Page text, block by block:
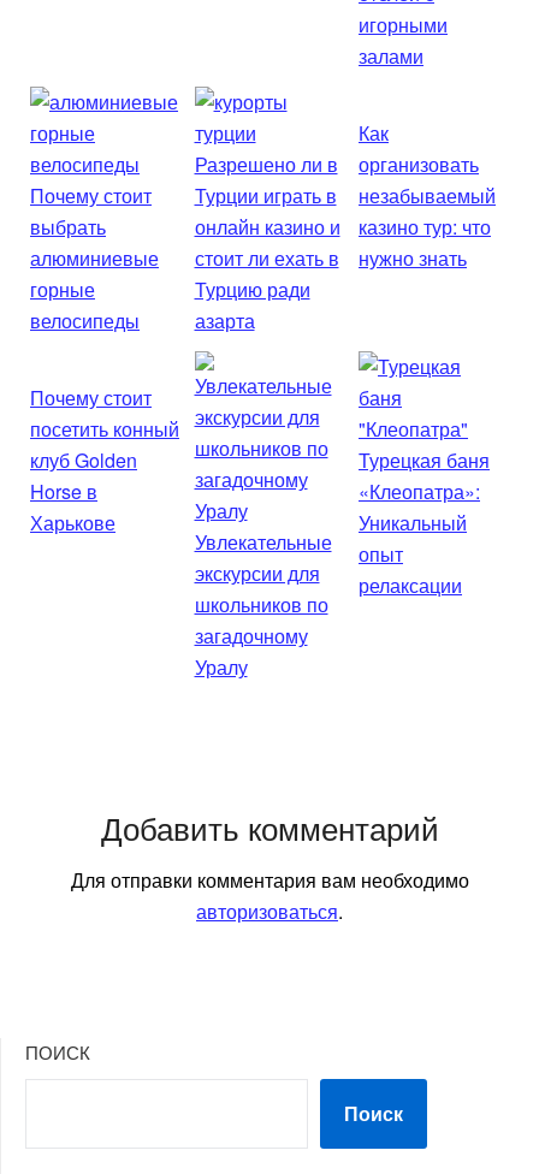
игорными
залами
Почему стоит
выбрать
алюминиевые
горные
велосипеды
Разрешено ли в
Турции играть в
онлайн казино и
стоит ли ехать в
Турцию ради
азарта
Как
организовать
незабываемый
казино тур: что
нужно знать
Почему стоит
посетить конный
клуб Golden
Horse в
Харькове
Увлекательные
экскурсии для
школьников по
загадочному
Уралу
Турецкая баня
«Клеопатра»:
Уникальный
опыт
релаксации
Добавить комментарий
Для отправки комментария вам необходимо
авторизоваться.
ПОИСК
Поиск